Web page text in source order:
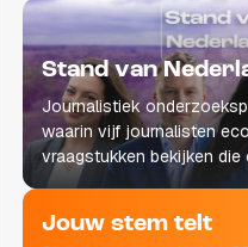
Stand van
Journalistiek
waarin vijf journalisten
vraagstukken bekijken
leven raken.
Jouw stem telt